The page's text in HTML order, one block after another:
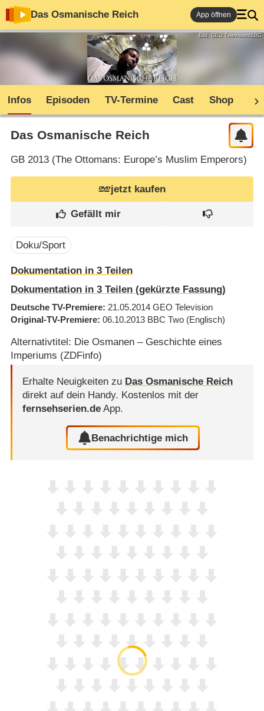
Das Osmanische Reich App öffnen
Bild: GEO Television/BBC
Infos Episoden TV-Termine Cast Shop
Das Osmanische Reich
GB2013 (The Ottomans: Europe’s Muslim Emperors)
jetzt kaufen
Doku/Sport
Dokumentation in 3 Teilen
Dokumentation in 3 Teilen (gekürzte Fassung)
Deutsche TV-Premiere 21.05.2014 GEO Television
Original-TV-Premiere 06.10.2013 BBC Two (Englisch)
Alternativtitel: Die Osmanen – Geschichte eines
Imperiums (ZDFinfo)
Erhalte Neuigkeiten zu Das Osmanische Reich
direkt auf dein Handy. Kostenlos mit der
fernsehserien.deApp.
Benachrichtige mich